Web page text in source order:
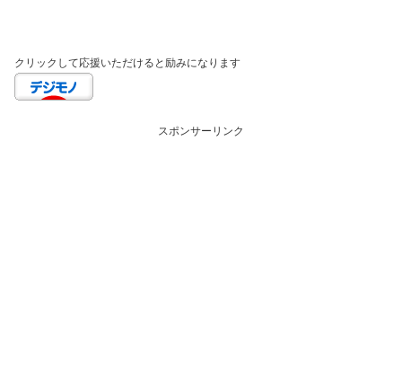
クリックして応援いただけると励みになります
スポンサーリンク